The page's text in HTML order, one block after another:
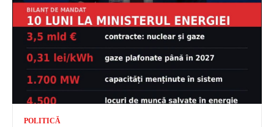
POLITICĂ